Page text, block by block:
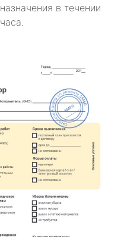
назначения в течении
часа.